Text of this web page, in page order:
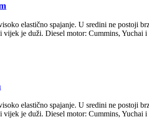
elastično spajanje. U sredini ne postoji
je duži. Diesel motor: Cummins, Yuchai
elastično spajanje. U sredini ne postoji
je duži. Diesel motor: Cummins, Yuchai